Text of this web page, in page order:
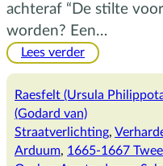
achteraf “De stilte
worden? Een…
Lees verder:
romantische
jaren
van
Godard
en
Raesfelt (Ursula
(Godard van)
Straatverlichting,
Arduum, 1665-1667